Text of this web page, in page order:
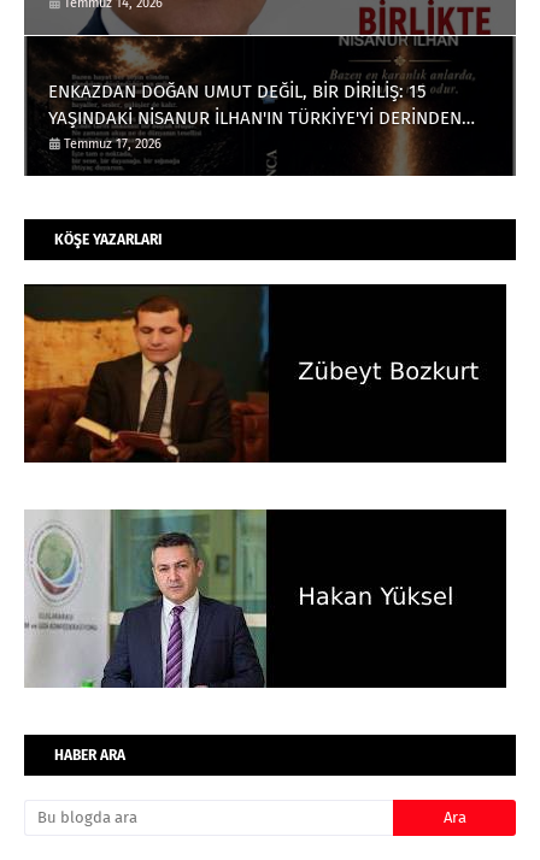
ENKAZDAN DOĞAN UMUT DEĞİL, BİR DİRİLİŞ: 15
YAŞINDAKİ NİSANUR İLHAN'IN TÜRKİYE'Yİ DERİNDEN
ETKİLEYECEK HİKÂYESİ
Temmuz 17, 2026
KÖŞE YAZARLARI
HABER ARA